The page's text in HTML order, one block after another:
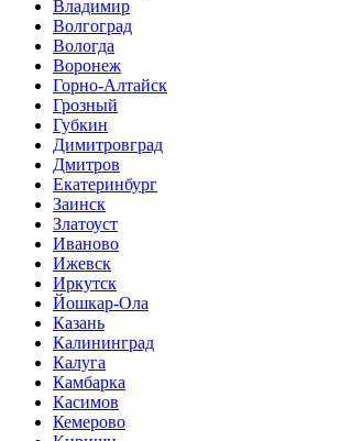
Владимир
Волгоград
Вологда
Воронеж
Горно-Алтайск
Грозный
Губкин
Димитровград
Дмитров
Екатеринбург
Заинск
Златоуст
Иваново
Ижевск
Иркутск
Йошкар-Ола
Казань
Калининград
Калуга
Камбарка
Касимов
Кемерово